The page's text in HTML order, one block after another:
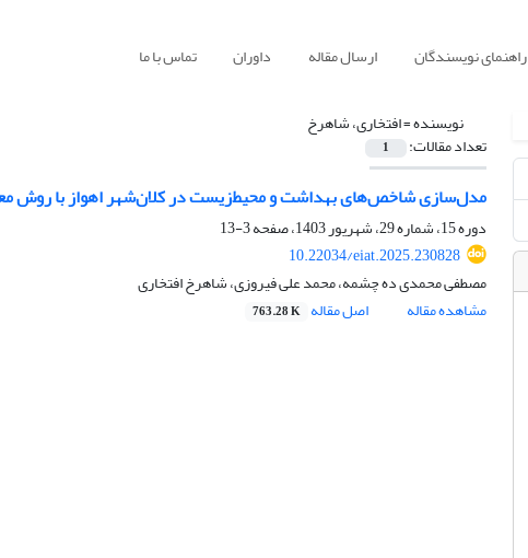
راهنمای نویسندگان ارسال مقاله داوران تماس با ما
نویسنده =افتخاری، شاهرخ
تعداد مقالات: 1
مدل‌سازی شاخص‌های بهداشت و محیط‌زیست در کلان‌شهر اهواز با روش
دوره 15، شماره 29، شهریور 1403، صفحه
3-13
10.22034/eiat.2025.230828
مصطفی محمدی ده چشمه، محمد علی فیروزی، شاهرخ افتخاری
مشاهده مقاله
اصل مقاله 763.28 K